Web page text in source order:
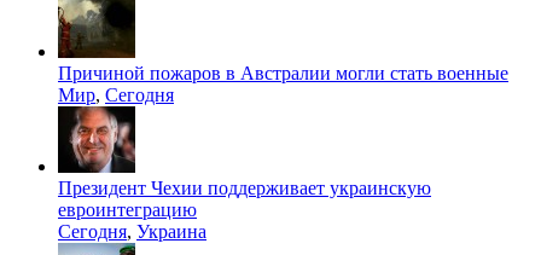
Причиной пожаров в Австралии могли стать военные
Мир, Сегодня
Президент Чехии поддерживает украинскую
евроинтеграцию
Сегодня, Украина